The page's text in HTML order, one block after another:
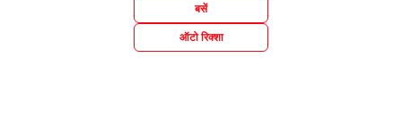
बसें
ऑटो रिक्शा